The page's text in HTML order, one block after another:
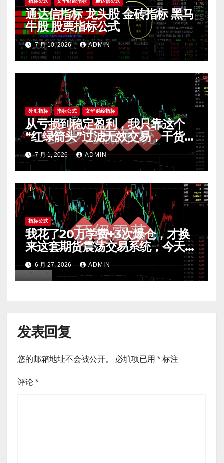
通达信指标 龙头股 金砖指标 黑马
牛股 股票指标公式
7 月 10, 2026 ADMIN
外汇指标 指标公式 文华财经指标
从亏损到稳定盈利，我只靠这个
“红绿箭头”过滤无效交易，干货全
公开 mt4指标
7 月 1, 2026 ADMIN
指标公式
我花了20万学费+3次爆仓，才换
来这套期货震荡交易系统，今天免
费公开核心逻辑
6 月 27, 2026 ADMIN
发表回复
您的邮箱地址不会被公开。 必填项已用 * 标注
评论 *